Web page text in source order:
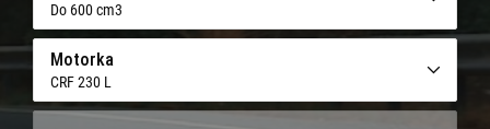
Do 600 cm3
Motorka
CRF 230 L